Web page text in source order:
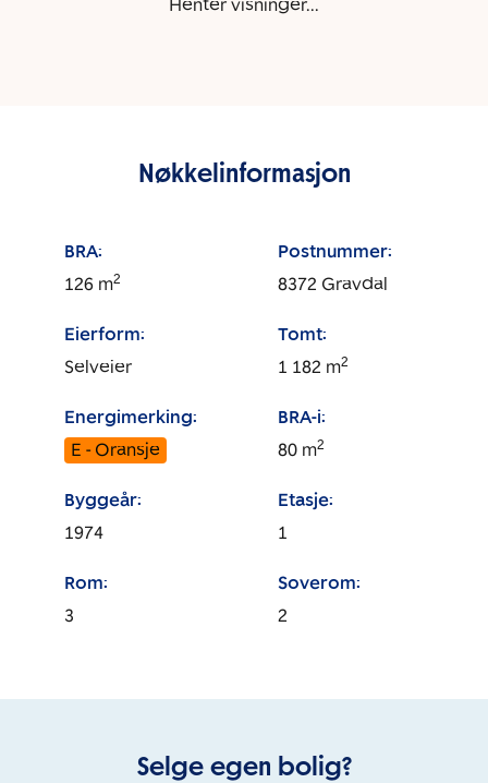
Henter visninger...
Nøkkelinformasjon
BRA:
126 m2
Postnummer:
8372 Gravdal
Eierform:
Selveier
Tomt:
1 182 m2
Energimerking:
E - Oransje
BRA-i:
80 m2
Byggeår:
1974
Etasje:
1
Rom:
3
Soverom:
2
Selge egen bolig?